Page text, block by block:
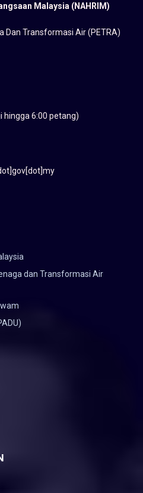
Malaysia (NAHRIM)
Dan Transformasi Air (PETRA)
hingga 6:00 petang)
dan Transformasi Air